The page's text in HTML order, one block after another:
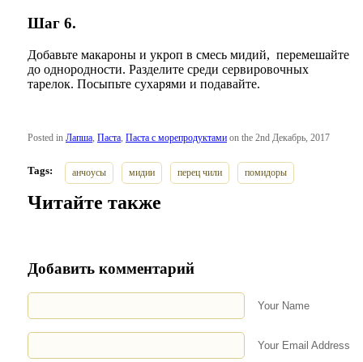
Шаг 6.
Добавьте макароны и укроп в смесь мидий, перемешайте
до однородности. Разделите среди сервировочных
тарелок. Посыпьте сухарями и подавайте.
Posted in Лапша, Паста, Паста с морепродуктами on the 2nd Декабрь, 2017
Tags: анчоусы мидии перец чили помидоры
Читайте также
Добавить комментарий
Your Name
Your Email Address